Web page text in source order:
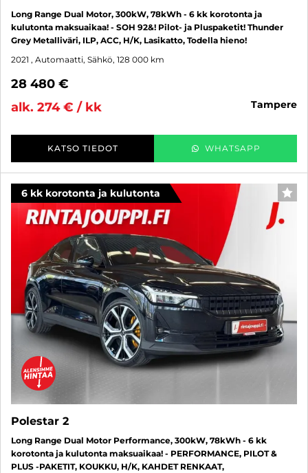
Long Range Dual Motor, 300kW, 78kWh - 6 kk korotonta ja
kulutonta maksuaikaa! - SOH 92&! Pilot- ja Pluspaketit! Thunder
Grey Metalliväri, ILP, ACC, H/K, Lasikatto, Todella hieno!
2021 , Automaatti, Sähkö, 128 000 km
28 480 €
alk. 274 € / kk
tampere
KATSO TIEDOT WHATSAPP
6 kk korotonta ja kulutonta
Polestar 2
Long Range Dual Motor Performance, 300kW, 78kWh - 6 kk
korotonta ja kulutonta maksuaikaa! - PERFORMANCE, PILOT &
PLUS -PAKETIT, KOUKKU, H/K, KAHDET RENKAAT,